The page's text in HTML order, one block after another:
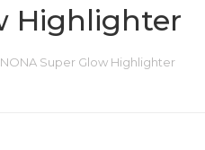
Highlighter
Super Glow Highlighter